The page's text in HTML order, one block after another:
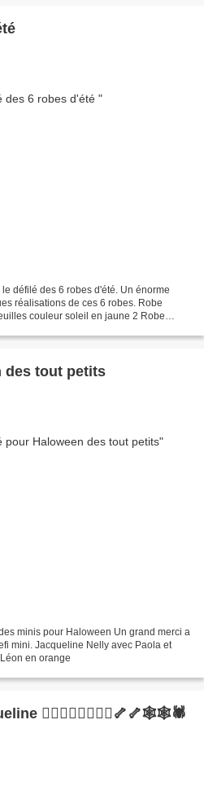
défilé des 6 robes d'été. Un énorme
réalisations de ces 6 robes. Robe
couleur soleil en jaune 2 Robe
des tout petits
minis pour Haloween Un grand merci a
mini. Jacqueline Nelly avec Paola et
en orange
🧛‍♀️🧛‍♂️🧙‍♀️🧙‍♂️🦴🦴🕸🕸🕷